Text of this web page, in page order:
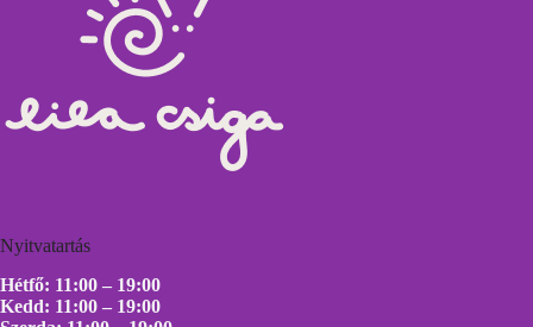
Nyitvatartás
Hétfő: 11:00 – 19:00
Kedd: 11:00 – 19:00